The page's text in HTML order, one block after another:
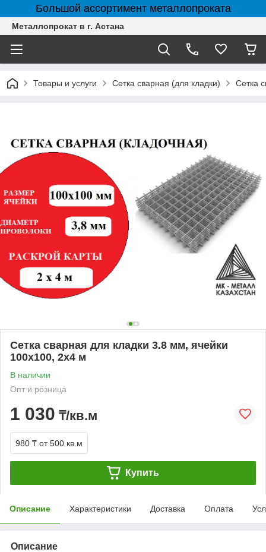
Большой ассортимент металлопроката
Металлопрокат в г. Астана
Товары и услуги Сетка сварная (для кладки) Сетка
Сетка сварная для кладки 3.8 мм, ячейки
100х100, 2х4 м
В наличии
Опт и розница
1 030 ₸/кв.м
980 ₸ от 500 кв.м
Купить
Описание Характеристики Доставка Оплата
Описание